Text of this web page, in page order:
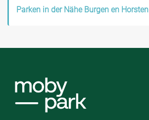
Parken in der Nähe Burgen en Horsten